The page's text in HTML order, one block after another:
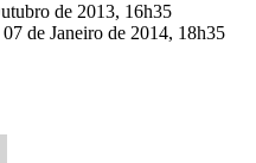
de 2013, 16h35
de Janeiro de 2014, 18h35